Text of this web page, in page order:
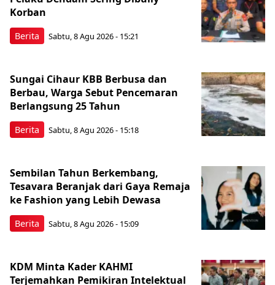
Berita
Korban
Sabtu, 8 Agu 2026 - 15:21
Berita
Sungai Cihaur KBB Berbusa dan
Berbau, Warga Sebut Pencemaran
Berlangsung 25 Tahun
Sabtu, 8 Agu 2026 - 15:18
Berita
Sembilan Tahun Berkembang,
Tesavara Beranjak dari Gaya Remaja
ke Fashion yang Lebih Dewasa
Sabtu, 8 Agu 2026 - 15:09
KDM Minta Kader KAHMI
Terjemahkan Pemikiran Intelektual